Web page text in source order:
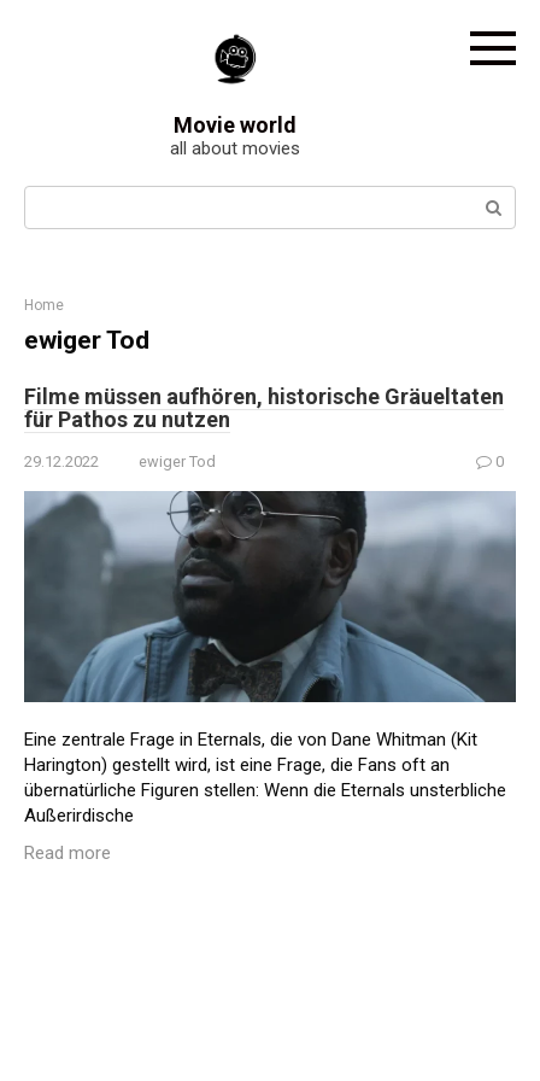
Movie world
all about movies
Search:
Home
ewiger Tod
Filme müssen aufhören, historische Gräueltaten
für Pathos zu nutzen
29.12.2022 ewiger Tod 0
Eine zentrale Frage in Eternals, die von Dane Whitman (Kit
Harington) gestellt wird, ist eine Frage, die Fans oft an
übernatürliche Figuren stellen: Wenn die Eternals unsterbliche
Außerirdische
Read more